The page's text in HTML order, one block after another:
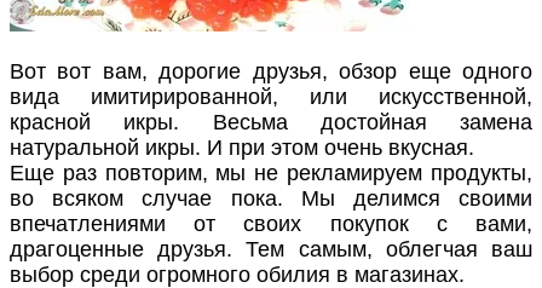
Вот вот вам, дорогие друзья, обзор еще одного
вида имитирированной, или искусственной,
красной икры. Весьма достойная замена
натуральной икры. И при этом очень вкусная.
Еще раз повторим, мы не рекламируем продукты,
во всяком случае пока. Мы делимся своими
впечатлениями от своих покупок с вами,
драгоценные друзья. Тем самым, облегчая ваш
выбор среди огромного обилия в магазинах.